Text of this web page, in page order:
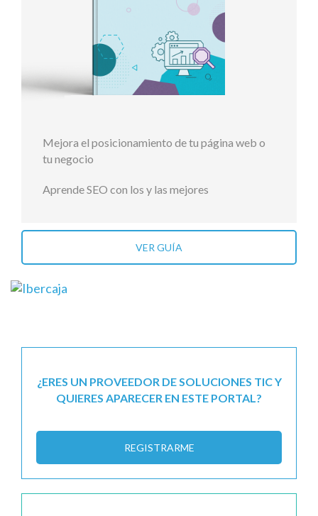
Mejora el posicionamiento de tu página web o
tu negocio
Aprende SEO con los y las mejores
VER GUÍA
¿ERES UN PROVEEDOR DE SOLUCIONES TIC Y
QUIERES APARECER EN ESTE PORTAL?
REGISTRARME